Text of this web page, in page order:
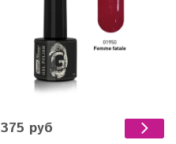
375 руб